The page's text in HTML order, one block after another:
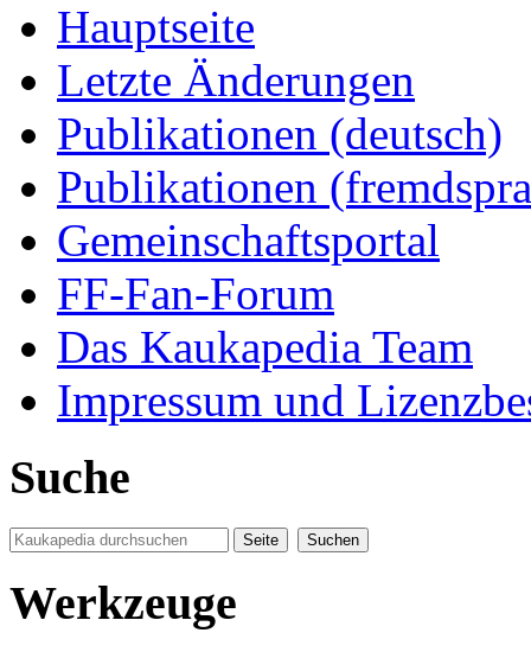
Hauptseite
Letzte Änderungen
Publikationen (deutsch)
Publikationen
Gemeinschaftsportal
FF-Fan-Forum
Das Kaukapedia Team
Impressum und
Suche
Werkzeuge